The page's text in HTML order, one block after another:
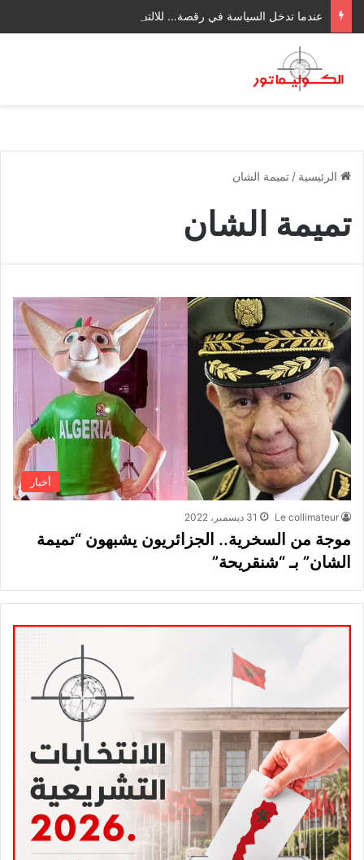
عندما تدخل السياسة في رقصة… للالتفاف على الجوهر
الرئيسية / تميمة الشان
تميمة الشان
أخبار
Le collimateur 31 ديسمبر، 2022
موجة من السخرية.. الجزائريون يشبهون “تميمة
الشان” بـ “شنقريحة”